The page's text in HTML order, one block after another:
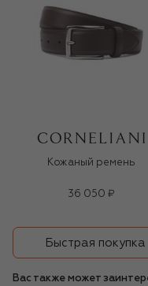
Кожаный ремень
36 050 ₽
Быстрая покупка
Вас также может